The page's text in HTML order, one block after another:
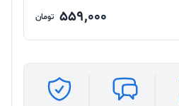
559,000 تومان